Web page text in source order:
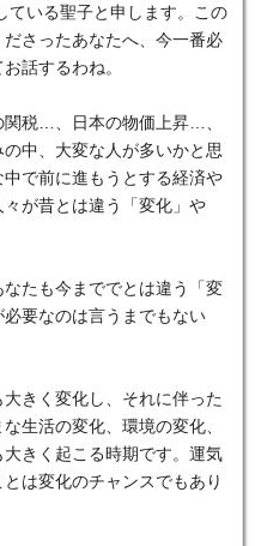
ている聖子と申します。この
さったあなたへ、今一番必
話するわね。
関税…、日本の物価上昇…、
中、大変な人が多いかと思
中で前に進もうとする経済や
が昔とは違う「変化」や
たも今まででとは違う「変
要なのは言うまでもない
きく変化し、それに伴った
生活の変化、環境の変化、
大きく起こる時期です。運気
は変化のチャンスでもあり